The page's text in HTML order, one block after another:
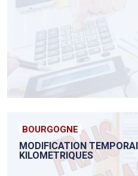
BOURGOGNE
MODIFICATION
KILOMETRIQUES